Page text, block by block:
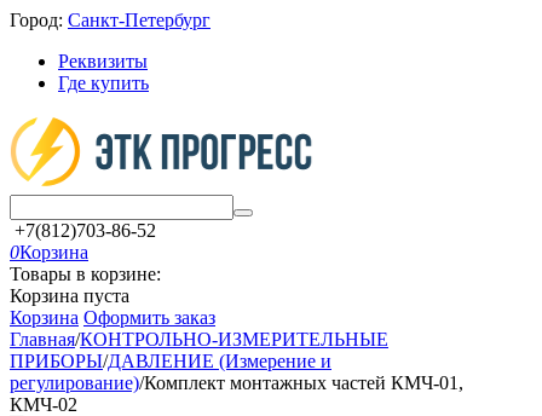
Город: Санкт-Петербург
Реквизиты
Где купить
+7(812)703-86-52
0Корзина
Товары в корзине:
Корзина пуста
Корзина Оформить заказ
Главная/КОНТРОЛЬНО-ИЗМЕРИТЕЛЬНЫЕ
ПРИБОРЫ/ДАВЛЕНИЕ (Измерение и
регулирование)/Комплект монтажных частей КМЧ-01,
КМЧ-02